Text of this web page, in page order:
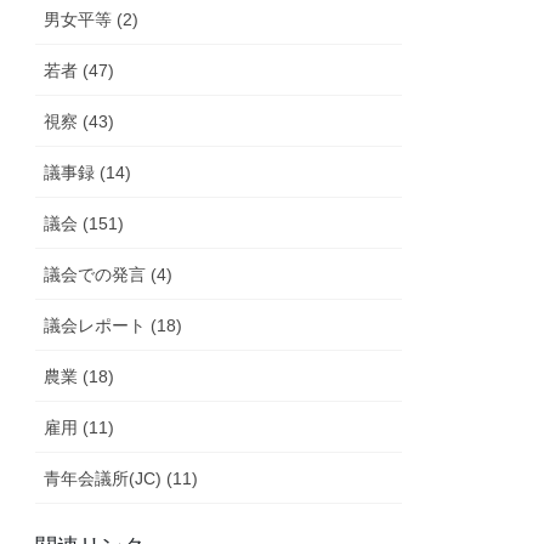
男女平等 (2)
若者 (47)
視察 (43)
議事録 (14)
議会 (151)
議会での発言 (4)
議会レポート (18)
農業 (18)
雇用 (11)
青年会議所(JC) (11)